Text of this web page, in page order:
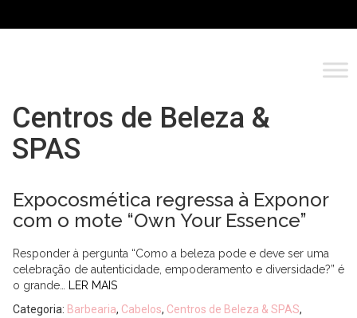
Centros de Beleza &
SPAS
Expocosmética regressa à Exponor
com o mote “Own Your Essence”
Responder à pergunta “Como a beleza pode e deve ser uma
celebração de autenticidade, empoderamento e diversidade?” é
o grande…
LER MAIS
Categoria: Barbearia, Cabelos, Centros de Beleza & SPAS,